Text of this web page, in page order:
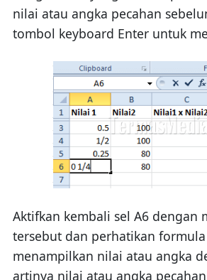
nilai atau angka pecahan
tombol keyboard Enter untuk
Aktifkan kembali sel A6 dengan
tersebut dan perhatikan
menampilkan nilai atau angka
artinya nilai atau angka